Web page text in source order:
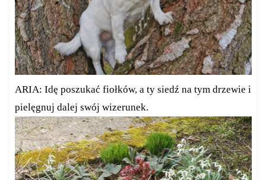
ARIA: Idę poszukać fiołków, a ty siedź na tym drzewie i
pielęgnuj dalej swój wizerunek.